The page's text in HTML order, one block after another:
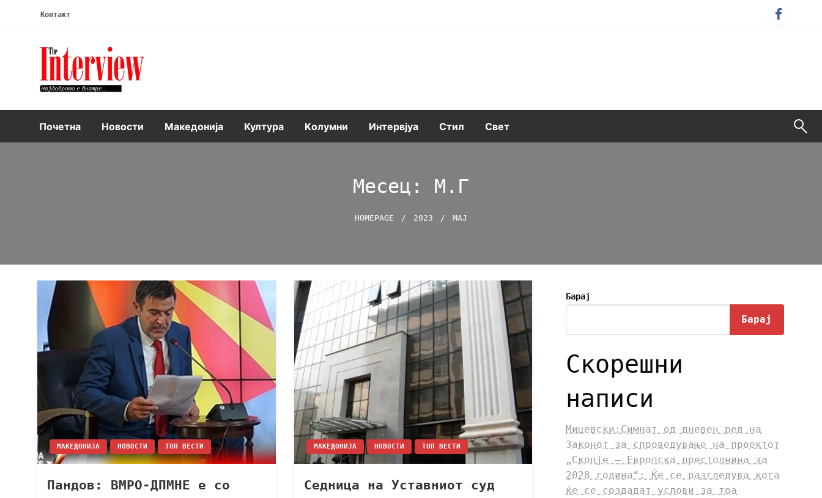
Контакт
Интервју
Почетна Новости Македонија Култура Kолумни Интервјуа Стил Свет
Месец: М.г
HOMEPAGE 2023 МАЈ
МАКЕДОНИЈА НОВОСТИ ТОП ВЕСТИ
Пандов: ВМРО-ДПМНЕ е со
МАКЕДОНИЈА НОВОСТИ ТОП ВЕСТИ
Седница на Уставниот суд
Барај
Барај
Скорешни
написи
Мицевски:Симнат од дневен ред на
Законот за спроведување на проектот
„Скопје – Европска престолнина за
2028 година“: Ќе се разгледува кога
ќе се создадат услови за тоа